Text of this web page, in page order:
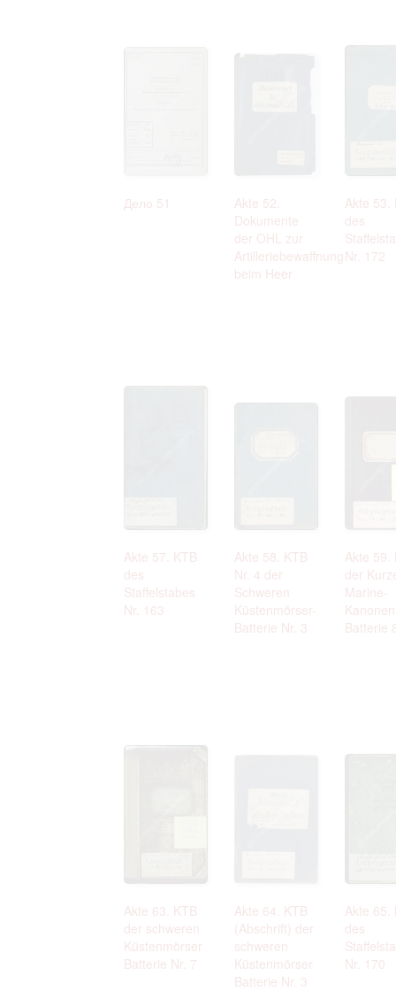
Дело 51
Akte 52.
Dokumente
der OHL zur
Artilleriebewaffnung
beim Heer
Akte 53.
des
Nr. 172
Akte 57. KTB
des
Staffelstabes
Nr. 163
Akte 58. KTB
Nr. 4 der
Schweren
Küstenmörser-
Batterie Nr. 3
Akte 59.
der
Marine-
Batterie
Akte 63. KTB
der schweren
Küstenmörser
Batterie Nr. 7
Akte 64. KTB
(Abschrift) der
schweren
Küstenmörser
Batterie Nr. 3
Akte 65.
des
Nr. 170